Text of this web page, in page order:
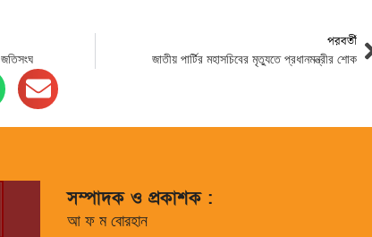
জতিসংঘ
পরবর্তী
জাতীয় পার্টির মহাসচিবের মৃত্যুতে প্রধানমন্ত্রীর শোক
সম্পাদক ও প্রকাশক :
আ ফ ম বোরহান